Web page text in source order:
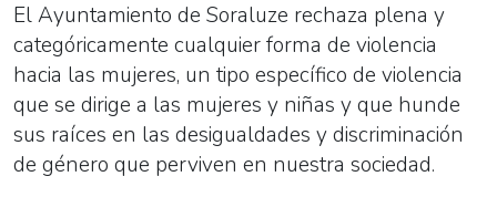
El Ayuntamiento de Soraluze rechaza plena y
categóricamente cualquier forma de violencia
hacia las mujeres, un tipo específico de violencia
que se dirige a las mujeres y niñas y que hunde
sus raíces en las desigualdades y discriminación
de género que perviven en nuestra sociedad.